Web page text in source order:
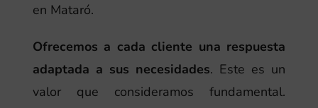
en Mataró.
Ofrecemos a cada cliente una respuesta
adaptada a sus necesidades. Este es un
valor que consideramos fundamental.